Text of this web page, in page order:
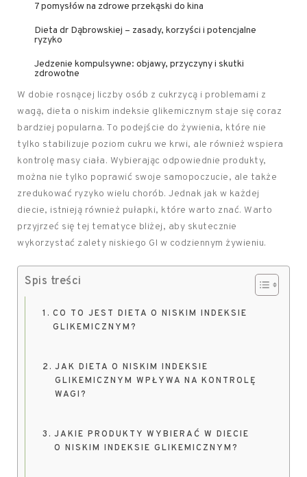
7 pomysłów na zdrowe przekąski do kina
Dieta dr Dąbrowskiej – zasady, korzyści i potencjalne
ryzyko
Jedzenie kompulsywne: objawy, przyczyny i skutki
zdrowotne
W dobie rosnącej liczby osób z cukrzycą i problemami z
wagą, dieta o niskim indeksie glikemicznym staje się coraz
bardziej popularna. To podejście do żywienia, które nie
tylko stabilizuje poziom cukru we krwi, ale również wspiera
kontrolę masy ciała. Wybierając odpowiednie produkty,
można nie tylko poprawić swoje samopoczucie, ale także
zredukować ryzyko wielu chorób. Jednak jak w każdej
diecie, istnieją również pułapki, które warto znać. Warto
przyjrzeć się tej tematyce bliżej, aby skutecznie
wykorzystać zalety niskiego GI w codziennym żywieniu.
Spis treści
CO TO JEST DIETA O NISKIM INDEKSIE
GLIKEMICZNYM?
JAK DIETA O NISKIM INDEKSIE
GLIKEMICZNYM WPŁYWA NA KONTROLĘ
WAGI?
JAKIE PRODUKTY WYBIERAĆ W DIECIE
O NISKIM INDEKSIE GLIKEMICZNYM?